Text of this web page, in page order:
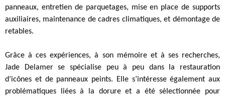
panneaux, entretien de parquetages, mise en place de supports
auxiliaires, maintenance de cadres climatiques, et démontage de
retables.
Grâce à ces expériences, à son mémoire et à ses recherches,
Jade Delamer se spécialise peu à peu dans la restauration
d’icônes et de panneaux peints. Elle s’intéresse également aux
problématiques liées à la dorure et a été sélectionnée pour